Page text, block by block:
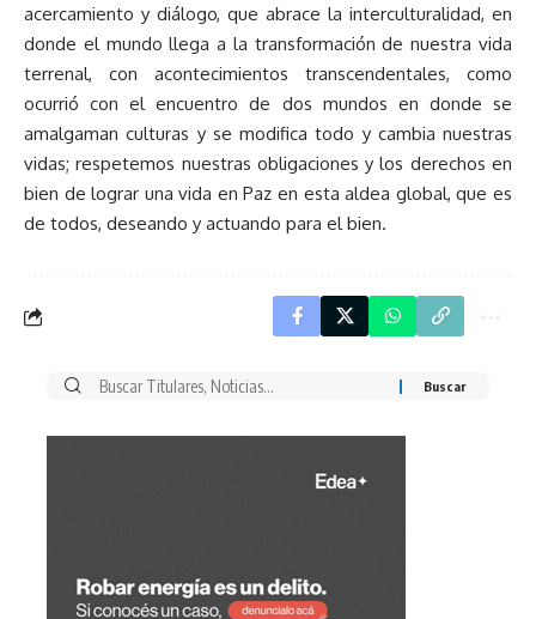
acercamiento y diálogo, que abrace la interculturalidad, en
donde el mundo llega a la transformación de nuestra vida
terrenal, con acontecimientos transcendentales, como
ocurrió con el encuentro de dos mundos en donde se
amalgaman culturas y se modifica todo y cambia nuestras
vidas; respetemos nuestras obligaciones y los derechos en
bien de lograr una vida en Paz en esta aldea global, que es
de todos, deseando y actuando para el bien.
Buscar